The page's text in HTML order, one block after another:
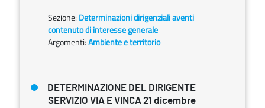
Sezione: Determinazioni dirigenziali aventi
contenuto di interesse generale
Argomenti:Ambiente e territorio
DETERMINAZIONE DEL DIRIGENTE
SERVIZIO VIA E VINCA 21 dicembre